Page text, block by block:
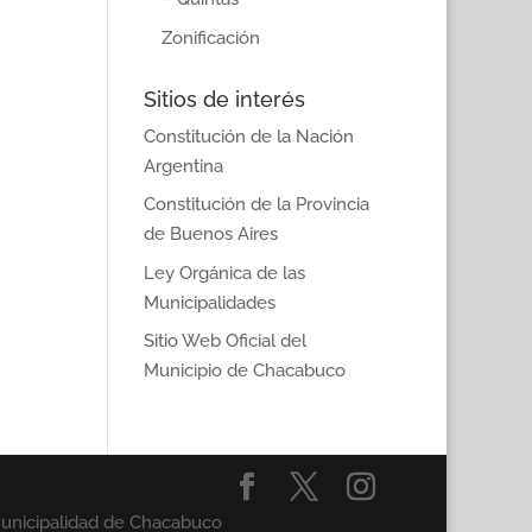
Zonificación
Sitios de interés
Constitución de la Nación
Argentina
Constitución de la Provincia
de Buenos Aires
Ley Orgánica de las
Municipalidades
Sitio Web Oficial del
Municipio de Chacabuco
de Chacabuco